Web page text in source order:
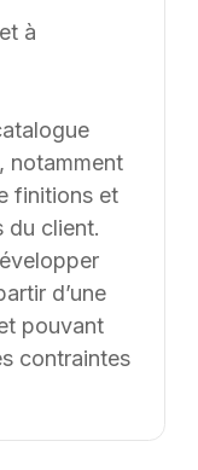
à
notamment
finitions et
du client.
d’une
pouvant
contraintes